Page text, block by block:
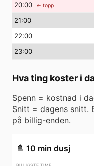
20:00 ← topp
21:00
22:00
23:00
Hva ting koster i
Spenn = kostnad i
Snitt = dagens snitt.
på billig-enden.
🚿 10 min dusj